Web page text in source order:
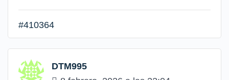
#410364
DTM995